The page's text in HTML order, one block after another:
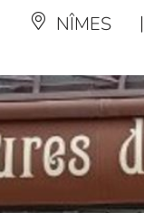
NÎMES |